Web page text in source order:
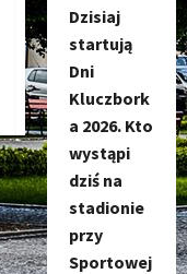
Dzisiaj
startują
Dni
Kluczbork
a 2026. Kto
wystąpi
dziś na
stadionie
przy
Sportowej